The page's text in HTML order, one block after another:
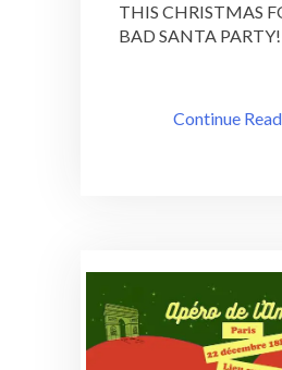
THIS CHRISTMAS
BAD SANTA PARTY!
Continue